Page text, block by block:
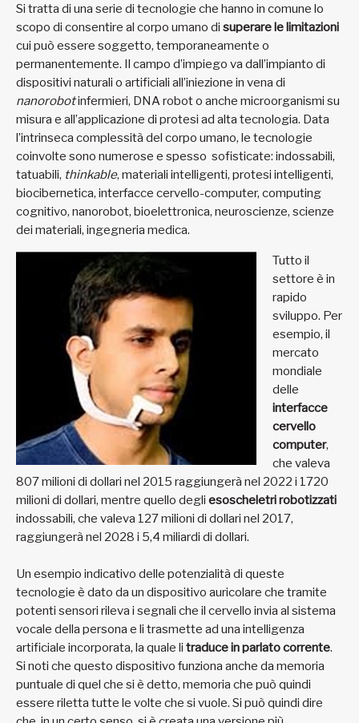
Si tratta di una serie di tecnologie che hanno in comune lo
scopo di consentire al corpo umano di superare le limitazioni
cui può essere soggetto, temporaneamente o
permanentemente. Il campo d’impiego va dall’impianto di
dispositivi naturali o artificiali all’iniezione in vena di
nanorobotinfermieri, DNA robot o anche microorganismi su
misura e all’applicazione di protesi ad alta tecnologia. Data
l’intrinseca complessità del corpo umano, le tecnologie
coinvolte sono numerose e spesso sofisticate: indossabili,
tatuabili, thinkable, materiali intelligenti, protesi intelligenti,
biocibernetica, interfacce cervello-computer, computing
cognitivo, nanorobot, bioelettronica, neuroscienze, scienze
dei materiali, ingegneria medica.
Tutto il
settore è in
rapido
sviluppo. Per
esempio, il
mercato
mondiale
delle
interfacce
cervello
computer,
che valeva
807 milioni di dollari nel 2015 raggiungerà nel 2022 i 1720
milioni di dollari, mentre quello degli esoscheletri robotizzati
indossabili, che valeva 127 milioni di dollari nel 2017,
raggiungerà nel 2028 i 5,4 miliardi di dollari.
Un esempio indicativo delle potenzialità di queste
tecnologie è dato da un dispositivo auricolare che tramite
potenti sensori rileva i segnali che il cervello invia al sistema
vocale della persona e li trasmette ad una intelligenza
artificiale incorporata, la quale li traduce in parlato corrente.
Si noti che questo dispositivo funziona anche da memoria
puntuale di quel che si è detto, memoria che può quindi
essere riletta tutte le volte che si vuole. Si può quindi dire